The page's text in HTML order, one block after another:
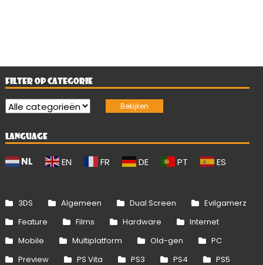
FILTER OP CATEGORIE
LANGUAGE
NL EN FR DE PT ES
3DS Algemeen Dual Screen
Evilgamerz
Feature
Films Hardware
Internet
Mobile
Multiplatform Old-gen
PC
Preview
PS Vita PS3 PS4 PS5